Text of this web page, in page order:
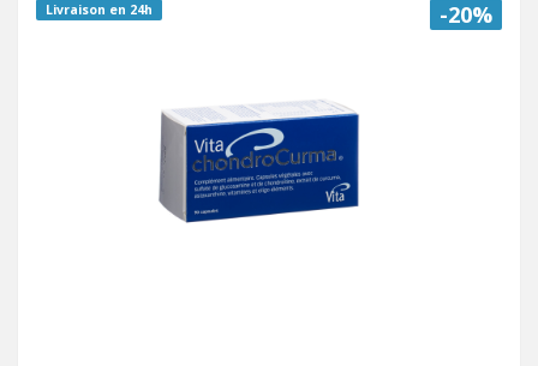
Livraison en 24h -20%